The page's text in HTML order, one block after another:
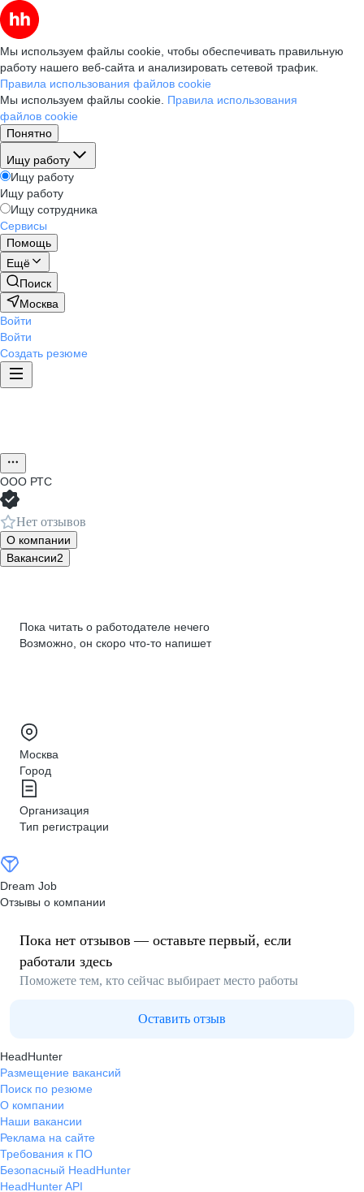
Мы используем файлы cookie, чтобы обеспечивать правильную
работу нашего веб-сайта и анализировать сетевой трафик.
Правила использования файлов cookie
Мы используем файлы cookie. Правила использования
файлов cookie
Понятно
Ищу работу
Ищу работу
Ищу работу
Ищу сотрудника
Сервисы
Помощь
Ещё
Поиск
Москва
Войти
Войти
Создать резюме
ООО РТС
Нет отзывов
О компании
Вакансии2
Пока читать о работодателе нечего
Возможно, он скоро что‑то напишет
Москва
Город
Организация
Тип регистрации
Dream Job
Отзывы о компании
Пока нет отзывов — оставьте первый, если
работали здесь
Поможете тем, кто сейчас выбирает место работы
Оставить отзыв
HeadHunter
Размещение вакансий
Поиск по резюме
О компании
Наши вакансии
Реклама на сайте
Требования к ПО
Безопасный HeadHunter
HeadHunter API